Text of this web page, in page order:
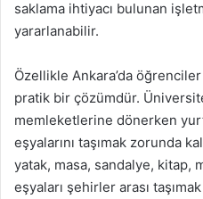
saklama ihtiyacı bulunan
yararlanabilir.
Özellikle Ankara’da
pratik bir çözümdür.
memleketlerine dönerken
eşyalarını taşımak zorunda
yatak, masa, sandalye, kitap,
eşyaları şehirler arası